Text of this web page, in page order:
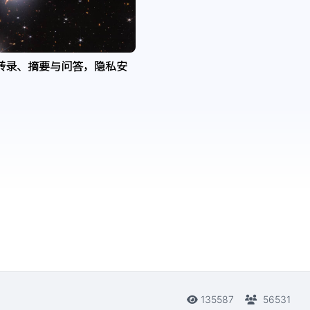
、摘要与问答，隐私安
135587 56531